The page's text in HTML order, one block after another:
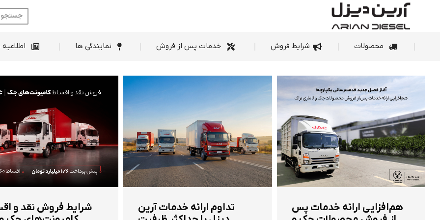
محصولات شرایط فروش خدمات پس از فروش نمایندگی ها
هم‌افزایی ارائه خدمات پس
تداوم ارائه خدمات آرین
شرایط فروش نقد و